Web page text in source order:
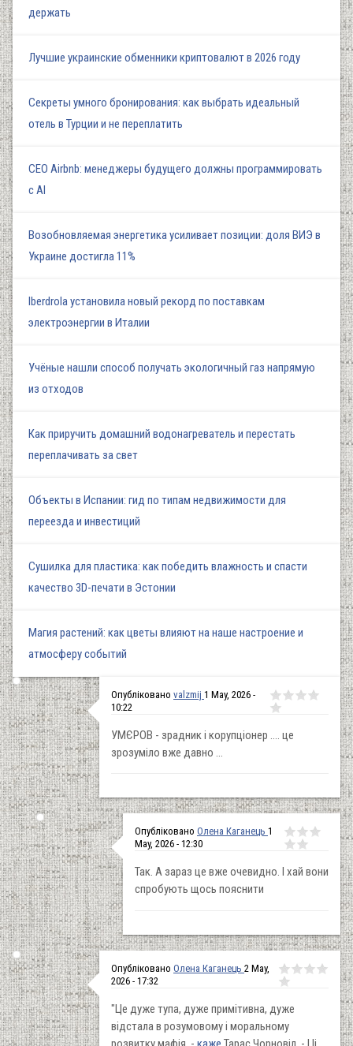
держать
Лучшие украинские обменники криптовалют в 2026 году
Секреты умного бронирования: как выбрать идеальный
отель в Турции и не переплатить
СЕО Airbnb: менеджеры будущего должны программировать
с AI
Возобновляемая энергетика усиливает позиции: доля ВИЭ в
Украине достигла 11%
Iberdrola установила новый рекорд по поставкам
электроэнергии в Италии
Учёные нашли способ получать экологичный газ напрямую
из отходов
Как приручить домашний водонагреватель и перестать
переплачивать за свет
Объекты в Испании: гид по типам недвижимости для
переезда и инвестиций
Сушилка для пластика: как победить влажность и спасти
качество 3D-печати в Эстонии
Магия растений: как цветы влияют на наше настроение и
атмосферу событий
Опубліковано valzmij 1 May, 2026 -
10:22
УМЄРОВ - зрадник і корупціонер .... це
зрозуміло вже давно ...
Опубліковано Олена Каганець 1
May, 2026 - 12:30
Так. А зараз це вже очевидно. І хай вони
спробують щось пояснити
Опубліковано Олена Каганець 2 May,
2026 - 17:32
"Це дуже тупа, дуже примітивна, дуже
відстала в розумовому і моральному